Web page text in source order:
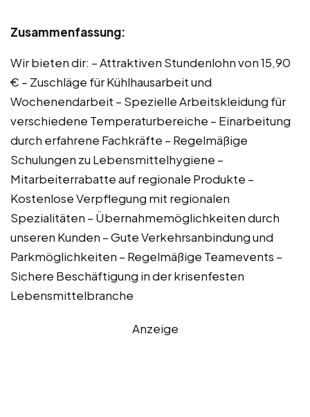
Zusammenfassung:
Wir bieten dir: – Attraktiven Stundenlohn von 15,90
€ – Zuschläge für Kühlhausarbeit und
Wochenendarbeit – Spezielle Arbeitskleidung für
verschiedene Temperaturbereiche – Einarbeitung
durch erfahrene Fachkräfte – Regelmäßige
Schulungen zu Lebensmittelhygiene –
Mitarbeiterrabatte auf regionale Produkte –
Kostenlose Verpflegung mit regionalen
Spezialitäten – Übernahmemöglichkeiten durch
unseren Kunden – Gute Verkehrsanbindung und
Parkmöglichkeiten – Regelmäßige Teamevents –
Sichere Beschäftigung in der krisenfesten
Lebensmittelbranche
Anzeige